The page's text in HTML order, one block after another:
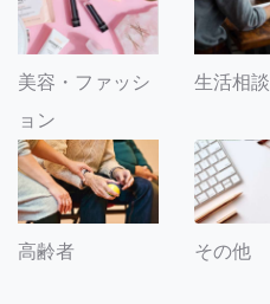
美容・ファッシ
ョン
生活相談
高齢者 その他